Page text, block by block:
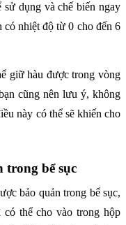
dụng và chế biến ngay
có nhiệt độ từ 0 cho đến 6
giữ hàu được trong vòng
cũng nên lưu ý, không
này có thể sẽ khiến cho
trong bể sục
bảo quản trong bể sục,
có thể cho vào trong hộp